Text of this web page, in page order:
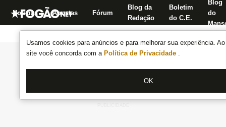
Usamos cookies para anúncios e para melhorar sua experiência.
site você concorda com a Política de Privacidade .
OK
Notícias Apostas Fórum
Blog da
Redação
Boletim
do C.E.
Blog
do